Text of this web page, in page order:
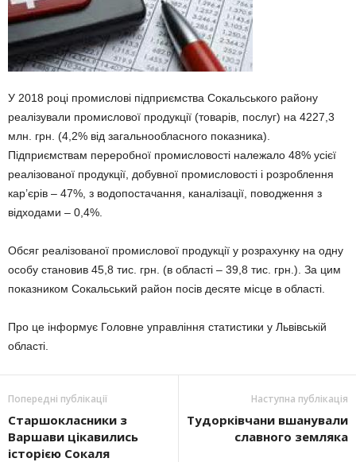
У 2018 році промислові підприємства Сокальського району
реалізували промислової продукції (товарів, послуг) на 4227,3
млн. грн. (4,2% від загальнообласного показника).
Підприємствам переробної промисловості належало 48% усієї
реалізованої продукції, добувної промисловості і розроблення
кар’єрів – 47%, з водопостачання, каналізації, поводження з
відходами – 0,4%.
Обсяг реалізованої промислової продукції у розрахунку на одну
особу становив 45,8 тис. грн. (в області – 39,8 тис. грн.). За цим
показником Сокальський район посів десяте місце в області.
Про це інформує Головне управління статистики у Львівській
області.
Попередні публікації
Старшокласники з
Варшави цікавились
історією Сокаля
Наступна публікація
Тудорківчани вшанували
славного земляка